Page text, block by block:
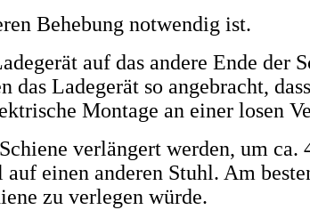
Behebung notwendig ist.
auf das andere Ende
das Ladegerät so angebracht,
Montage an einer losen
verlängert werden, um
einen anderen Stuhl. Am
zu verlegen würde.